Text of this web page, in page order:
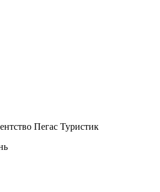
Пегас Туристик